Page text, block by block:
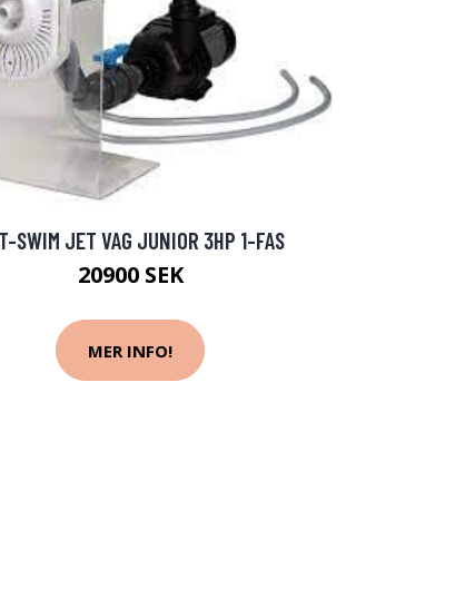
SWIM JET VAG JUNIOR 3HP 1-FAS
20900 SEK
MER INFO!